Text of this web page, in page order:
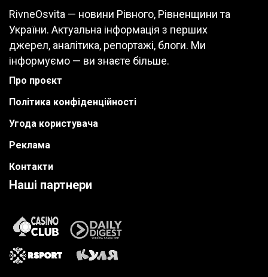
RivneOsvita — новини Рівного, Рівненщини та
України. Актуальна інформація з перших
джерел, аналітика, репортажі, блоги. Ми
інформуємо — ви знаєте більше.
Про проєкт
Політика конфіденційності
Угода користувача
Реклама
Контакти
Наші партнери